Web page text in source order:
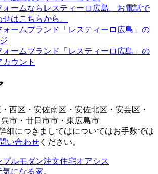
西区・安佐南区・安佐北区・安芸区・
市・廿日市市・東広島市
細につきましてはについてはお手数では
い合わせ ください。